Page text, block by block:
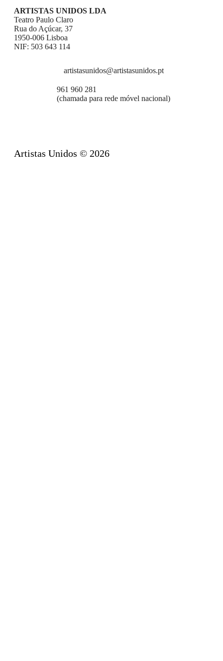
ARTISTAS UNIDOS LDA
Teatro Paulo Claro
Rua do Açúcar, 37
1950-006 Lisboa
NIF: 503 643 114
artistasunidos@artistasunidos.pt
961 960 281
(chamada para rede móvel nacional)
Artistas Unidos © 2026